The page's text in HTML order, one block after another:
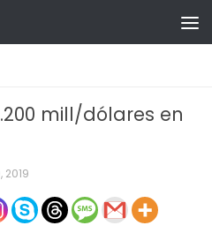
mill/dólares en
2019